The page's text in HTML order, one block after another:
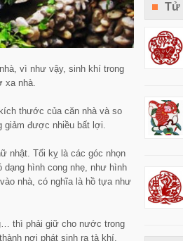
vì như vậy, sinh khí trong
xa nhà.
thước của căn nhà và so
giảm được nhiều bất lợi.
nhật. Tối kỵ là các góc nhọn
hình cong nhẹ, như hình
nhà, có nghĩa là hồ tựa như
thì phải giữ cho nước trong
nơi phát sinh ra tà khí.
Tử